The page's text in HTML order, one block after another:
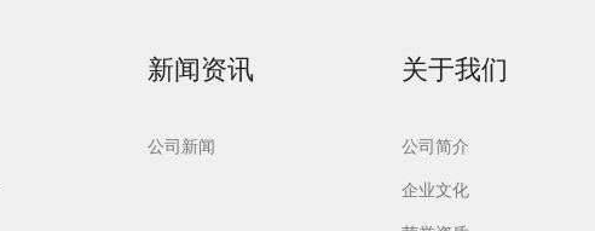
新闻资讯
公司新闻
关于我们
公司简介
企业文化